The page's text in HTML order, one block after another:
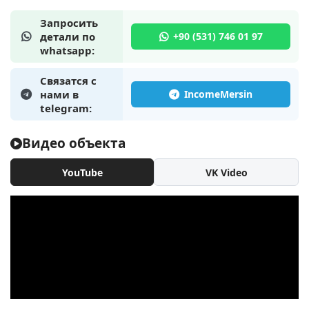
Запросить
детали по
whatsapp:
Связатся с
нами в
telegram:
Видео объекта
YouTube VK Video